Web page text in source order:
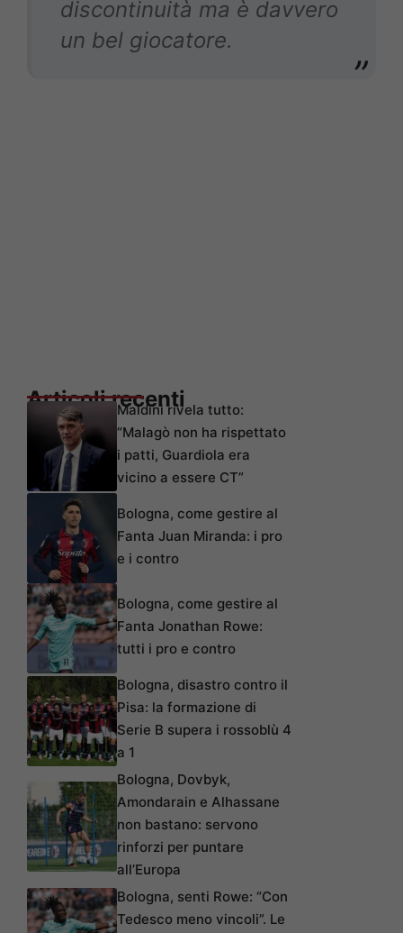
discontinuità ma è davvero
un bel giocatore.
Articoli recenti
Maldini rivela tutto:
“Malagò non ha rispettato
i patti, Guardiola era
vicino a essere CT”
Bologna, come gestire al
Fanta Juan Miranda: i pro
e i contro
Bologna, come gestire al
Fanta Jonathan Rowe:
tutti i pro e contro
Bologna, disastro contro il
Pisa: la formazione di
Serie B supera i rossoblù 4
a 1
Bologna, Dovbyk,
Amondarain e Alhassane
non bastano: servono
rinforzi per puntare
all’Europa
Bologna, senti Rowe: “Con
Tedesco meno vincoli”. Le